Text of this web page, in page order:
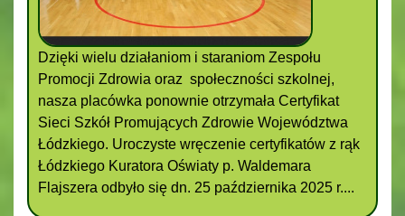
Dzięki wielu działaniom i staraniom Zespołu
Promocji Zdrowia oraz społeczności szkolnej,
nasza placówka ponownie otrzymała Certyfikat
Sieci Szkół Promujących Zdrowie Województwa
Łódzkiego. Uroczyste wręczenie certyfikatów z rąk
Łódzkiego Kuratora Oświaty p. Waldemara
Flajszera odbyło się dn. 25 października 2025 r....